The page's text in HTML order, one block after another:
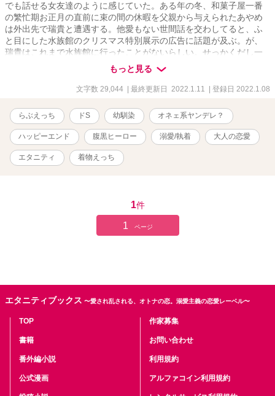
でも話せる女友達のように感じていた。ある年の冬、和菓子屋一番
の繁忙期お正月の直前に束の間の休暇を父親から与えられたあやめ
は外出先で瑞貴と遭遇する。他愛もない世間話を交わしてると、ふ
と目にした水族館のクリスマス特別展示の広告に話題が及ぶ。が、
瑞貴はこれまで水族館に行ったことがないらしい。せっかくだし一
緒に行ってみようと誘うあやめだったけれど、淡い光しかない展示
場の中で思わぬ展開に――？ ＊＊＊ 【（ナイトランタン様）姫初
め2022】参加作品です。 ＊＊＊ ◎全７話 ◎作中に出てくる企業
です ※作者が読みたいだけの性癖を詰め込んだ三人称一元視点習作
です ※表紙はpixabay様よりお借りし、SS表紙メーカー様にて加工
しております
もっと見る
文字数 29,044 | 最終更新日 2022.1.11 | 登録日 2022.1.08
らぶえっち ドS 幼馴染 オネェ系ヤンデレ？
ハッピーエンド 腹黒ヒーロー 溺愛/執着 大人の恋愛
エタニティ 着物えっち
1件
1 ページ
エタニティブックス 〜愛され乱される、オトナの恋。溺愛主義の恋愛レーベル〜
TOP
書籍
番外編小説
公式漫画
作家募集
お問い合わせ
利用規約
アルファコイン利用規約